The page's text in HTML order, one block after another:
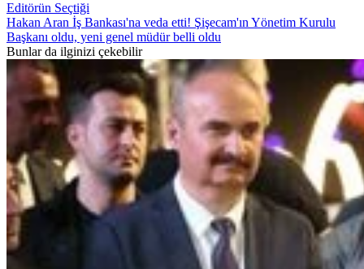
Editörün Seçtiği
Hakan Aran İş Bankası'na veda etti! Şişecam'ın Yönetim Kurulu
Başkanı oldu, yeni genel müdür belli oldu
Bunlar da ilginizi çekebilir